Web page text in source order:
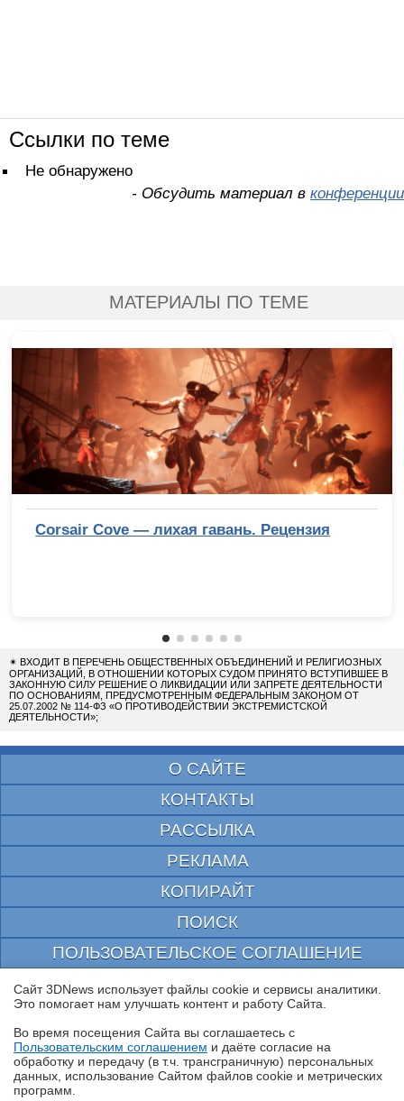
Ссылки по теме
Не обнаружено
- Обсудить материал в конференции
МАТЕРИАЛЫ ПО ТЕМЕ
Corsair Cove — лихая гавань. Рецензия
✴ ВХОДИТ В ПЕРЕЧЕНЬ ОБЩЕСТВЕННЫХ ОБЪЕДИНЕНИЙ И РЕЛИГИОЗНЫХ
ОРГАНИЗАЦИЙ, В ОТНОШЕНИИ КОТОРЫХ СУДОМ ПРИНЯТО ВСТУПИВШЕЕ В
ЗАКОННУЮ СИЛУ РЕШЕНИЕ О ЛИКВИДАЦИИ ИЛИ ЗАПРЕТЕ ДЕЯТЕЛЬНОСТИ
ПО ОСНОВАНИЯМ, ПРЕДУСМОТРЕННЫМ ФЕДЕРАЛЬНЫМ ЗАКОНОМ ОТ
25.07.2002 № 114-ФЗ «О ПРОТИВОДЕЙСТВИИ ЭКСТРЕМИСТСКОЙ
ДЕЯТЕЛЬНОСТИ»;
О САЙТЕ
КОНТАКТЫ
РАССЫЛКА
РЕКЛАМА
КОПИРАЙТ
ПОИСК
ПОЛЬЗОВАТЕЛЬСКОЕ СОГЛАШЕНИЕ
ЗАЩИЩЕНО CURATOR
© 1997—2026 Электронное периодическое издание "3ДНьюс" | Свидетельство о
выдано Федеральной Службой по надзору за соблюдением законодательства в сфере
массовых коммуникаций и охране культурного наследия
При цитировании документа ссылка на сайт с указанием автора обязательна. Полное
заимствование документа является нарушением
российского и международного законодательства и возможно только с согласия
Сайт 3DNews использует файлы cookie и сервисы аналитики.
Это помогает нам улучшать контент и работу Cайта.
Во время посещения Cайта вы соглашаетесь с
Пользовательским соглашением и даёте согласие на
обработку и передачу (в т.ч. трансграничную) персональных
данных, использование Cайтом файлов cookie и метрических
программ.